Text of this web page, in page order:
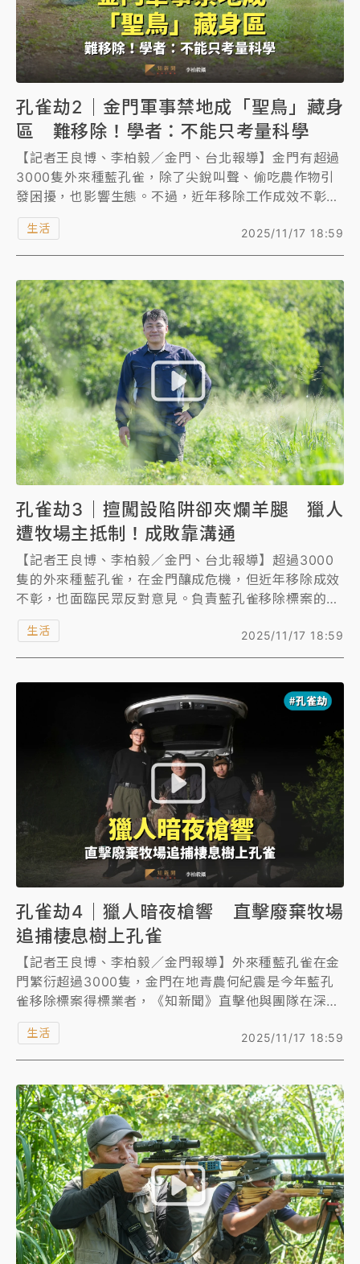
孔雀劫2｜金門軍事禁地成「聖鳥」藏身
區 難移除！學者：不能只考量科學
【記者王良博、李柏毅／金門、台北報導】金門有超過
3000隻外來種藍孔雀，除了尖銳叫聲、偷吃農作物引
發困擾，也影響生態。不過，近年移除工作成效不彰，
原因除了當地軍事區多無法進入，也遭遇民眾反彈，像
是有些人未受孔雀干擾，就希望共存，在地也有因宗教
因素視孔雀為聖鳥，因此反對移除。
學者認為，移除與否除了科學，還要考量民眾情感、動
物福利等，許多議題需要居民共識、考量不同立場的看
法，也牽涉政府是否願意投入資源解決。
2025/11/17 18:59
生活
孔雀劫3｜擅闖設陷阱卻夾爛羊腿 獵人
遭牧場主抵制！成敗靠溝通
【記者王良博、李柏毅／金門、台北報導】超過3000
隻的外來種藍孔雀，在金門釀成危機，但近年移除成效
不彰，也面臨民眾反對意見。負責藍孔雀移除標案的業
者直言，溝通是移除工作的重要關鍵，要前往特定地點
移除孔雀，必須主動在事前向場地主人說明，告知要做
哪些事、若有問題可向誰反映等，業者甚至為此找來專
著重溝通展現出成效，有在地牧場老闆因過往遭遇其他
孔雀獵人，任意闖入獵捕藍孔雀，甚至擺放陷阱害牧場
羊隻受傷，對移除藍孔雀深惡痛絕，經過移除標案業者
溝通後，已經可接受在其牧場周邊移除藍孔雀。
2025/11/17 18:59
生活
孔雀劫4｜獵人暗夜槍響 直擊廢棄牧場
追捕棲息樹上孔雀
【記者王良博、李柏毅／金門報導】外來種藍孔雀在金
門繁衍超過3000隻，金門在地青農何紀震是今年藍孔
雀移除標案得標業者，《知新聞》直擊他與團隊在深
夜，前往廢棄畜牧場等處，以空氣槍移除藍孔雀的過
程，也了解他從菇農變成孔雀獵人的歷程。2025/11/17 18:59
生活